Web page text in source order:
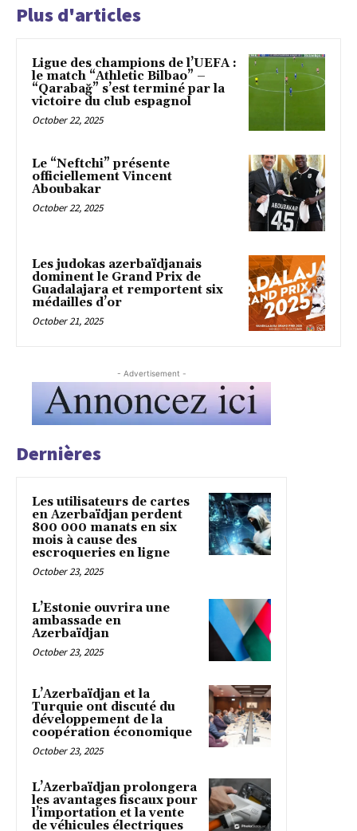
Plus d'articles
Ligue des champions de l’UEFA :
le match “Athletic Bilbao” –
“Qarabağ” s’est terminé par la
victoire du club espagnol
October 22, 2025
Le “Neftchi” présente
officiellement Vincent
Aboubakar
October 22, 2025
Les judokas azerbaïdjanais
dominent le Grand Prix de
Guadalajara et remportent six
médailles d’or
October 21, 2025
- Advertisement -
Dernières
Les utilisateurs de cartes
en Azerbaïdjan perdent
800 000 manats en six
mois à cause des
escroqueries en ligne
October 23, 2025
L’Estonie ouvrira une
ambassade en
Azerbaïdjan
October 23, 2025
L’Azerbaïdjan et la
Turquie ont discuté du
développement de la
coopération économique
October 23, 2025
L’Azerbaïdjan prolongera
les avantages fiscaux pour
l’importation et la vente
de véhicules électriques